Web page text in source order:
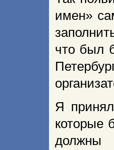
имен»
что был
Я
которые
должны